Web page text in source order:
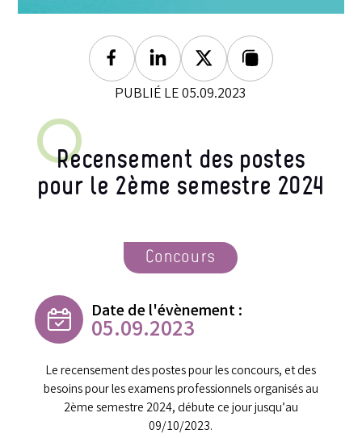
FacebookLinkedinTwitterLien copié
PUBLIÉ LE 05.09.2023
Recensement des postes
pour le 2ème semestre 2024
Concours
Date de l'évènement :
05.09.2023
Le recensement des postes pour les concours, et des
besoins pour les examens professionnels organisés au
2ème semestre 2024, débute ce jour jusqu’au
09/10/2023.